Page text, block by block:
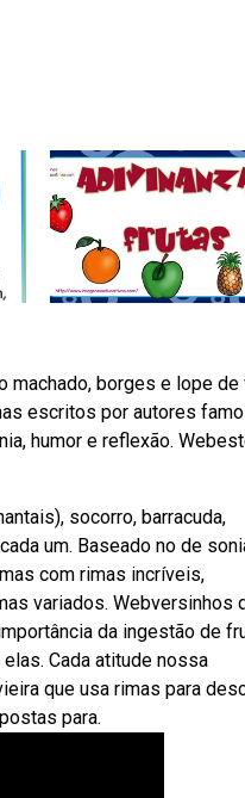
borges e lope de
escritos por autores
humor e reflexão.
socorro, barracuda,
um. Baseado no de
com rimas incríveis,
variados. Webversinhos
da ingestão de
Cada atitude nossa
que usa rimas para
para.